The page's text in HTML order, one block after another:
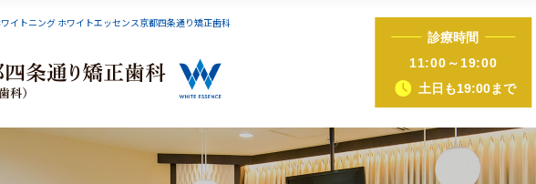
イトニング ホワイトエッセンス京都四条通り矯正歯科
診療時間
11:00～19:00
土日も19:00まで
iTero（アイテロ）
小児矯正（床矯正・マウスピース矯正）
歯ぐきピーリング ホットリップエステ